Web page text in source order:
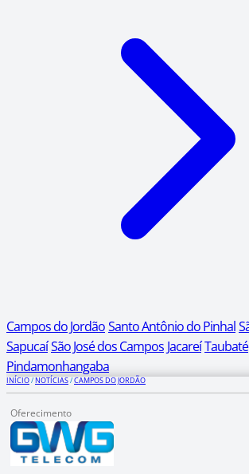
Campos do JordãoSanto Antônio do Pinhal
SapucaíSão José dos Campos JacareíTaubaté
Pindamonhangaba
INÍCIO/NOTÍCIAS/CAMPOS DO JORDÃO
Oferecimento